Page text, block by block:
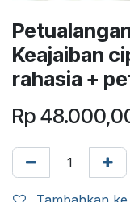
Keajaiban
rahasia +
Rp